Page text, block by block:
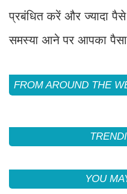
प्रबंधित करें और ज्यादा
समस्या आने पर आपका पैसा
FROM AROUND THE
YOU